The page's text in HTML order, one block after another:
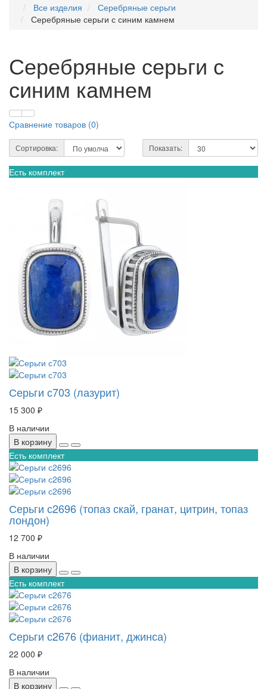
Все изделия
Серебряные серьги
Серебряные серьги с синим камнем
Серебряные серьги с
синим камнем
Сравнение товаров (0)
Сортировка: Показать:
Есть комплект
Серьги с703 (лазурит)
15 300 ₽
В наличии
В корзину
Есть комплект
Серьги с2696 (топаз скай, гранат, цитрин, топаз
лондон)
12 700 ₽
В наличии
В корзину
Есть комплект
Серьги с2676 (фианит, джинса)
22 000 ₽
В наличии
В корзину